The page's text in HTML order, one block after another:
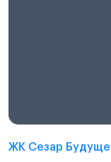
ЖК Сезар